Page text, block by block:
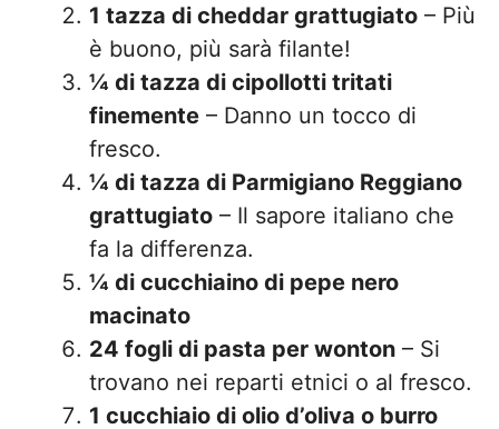
1 tazza di cheddar grattugiato – Più
è buono, più sarà filante!
¼ di tazza di cipollotti tritati
finemente – Danno un tocco di
fresco.
¼ di tazza di Parmigiano Reggiano
grattugiato – Il sapore italiano che
fa la differenza.
¼ di cucchiaino di pepe nero
macinato
24 fogli di pasta per wonton – Si
trovano nei reparti etnici o al fresco.
1 cucchiaio di olio d’oliva o burro